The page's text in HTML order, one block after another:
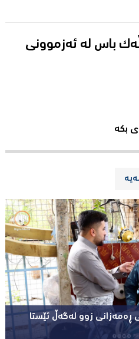
باس لە ئەزموونی
بکە
ڕەمەزانی زوو لەگەڵ ئێستا